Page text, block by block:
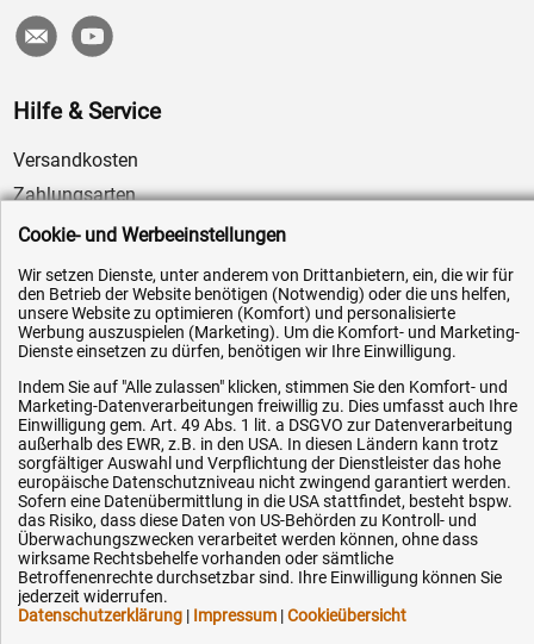
Hilfe & Service
Versandkosten
Zahlungsarten
Service
AGB / Widerrufsrecht
Datenschutz
Impressum
OEM-Ersatzteile
Technik-Hilfe
Downloads
Kontakt
Ihre Hytec-Hydraulik Vorteile
Schneller Versand, meist am selben Tag
Cookie- und Werbeeinstellungen
Wir setzen Dienste, unter anderem von Drittanbietern, ein, die wir für
den Betrieb der Website benötigen (Notwendig) oder die uns helfen,
unsere Website zu optimieren (Komfort) und personalisierte
Werbung auszuspielen (Marketing). Um die Komfort- und Marketing-
Dienste einsetzen zu dürfen, benötigen wir Ihre Einwilligung.
Indem Sie auf "Alle zulassen" klicken, stimmen Sie den Komfort- und
Marketing-Datenverarbeitungen freiwillig zu. Dies umfasst auch Ihre
Einwilligung gem. Art. 49 Abs. 1 lit. a DSGVO zur Datenverarbeitung
außerhalb des EWR, z.B. in den USA. In diesen Ländern kann trotz
sorgfältiger Auswahl und Verpflichtung der Dienstleister das hohe
europäische Datenschutzniveau nicht zwingend garantiert werden.
Sofern eine Datenübermittlung in die USA stattfindet, besteht bspw.
das Risiko, dass diese Daten von US-Behörden zu Kontroll- und
Überwachungszwecken verarbeitet werden können, ohne dass
wirksame Rechtsbehelfe vorhanden oder sämtliche
Betroffenenrechte durchsetzbar sind. Ihre Einwilligung können Sie
jederzeit widerrufen.
Datenschutzerklärung | Impressum |Cookieübersicht